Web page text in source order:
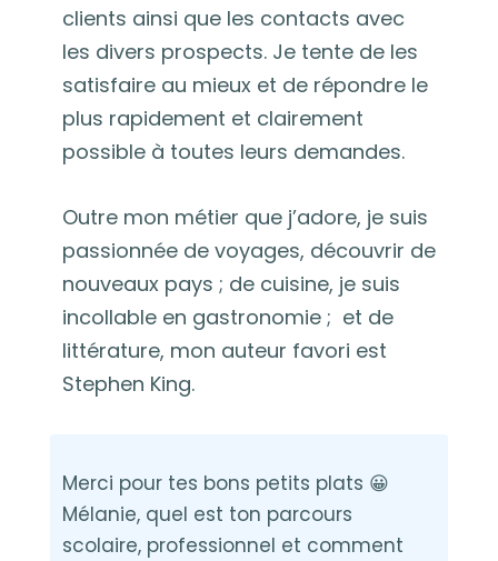
clients ainsi que les contacts avec
les divers prospects. Je tente de les
satisfaire au mieux et de répondre le
plus rapidement et clairement
possible à toutes leurs demandes.
Outre mon métier que j’adore, je suis
passionnée de voyages, découvrir de
nouveaux pays ; de cuisine, je suis
incollable en gastronomie ; et de
littérature, mon auteur favori est
Stephen King.
Merci pour tes bons petits plats 😀
Mélanie, quel est ton parcours
scolaire, professionnel et comment